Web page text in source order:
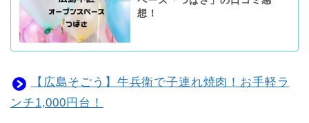
想！
【広島そごう】牛兵衛で子連れ焼肉！お手軽ラ
ンチ1,000円台！